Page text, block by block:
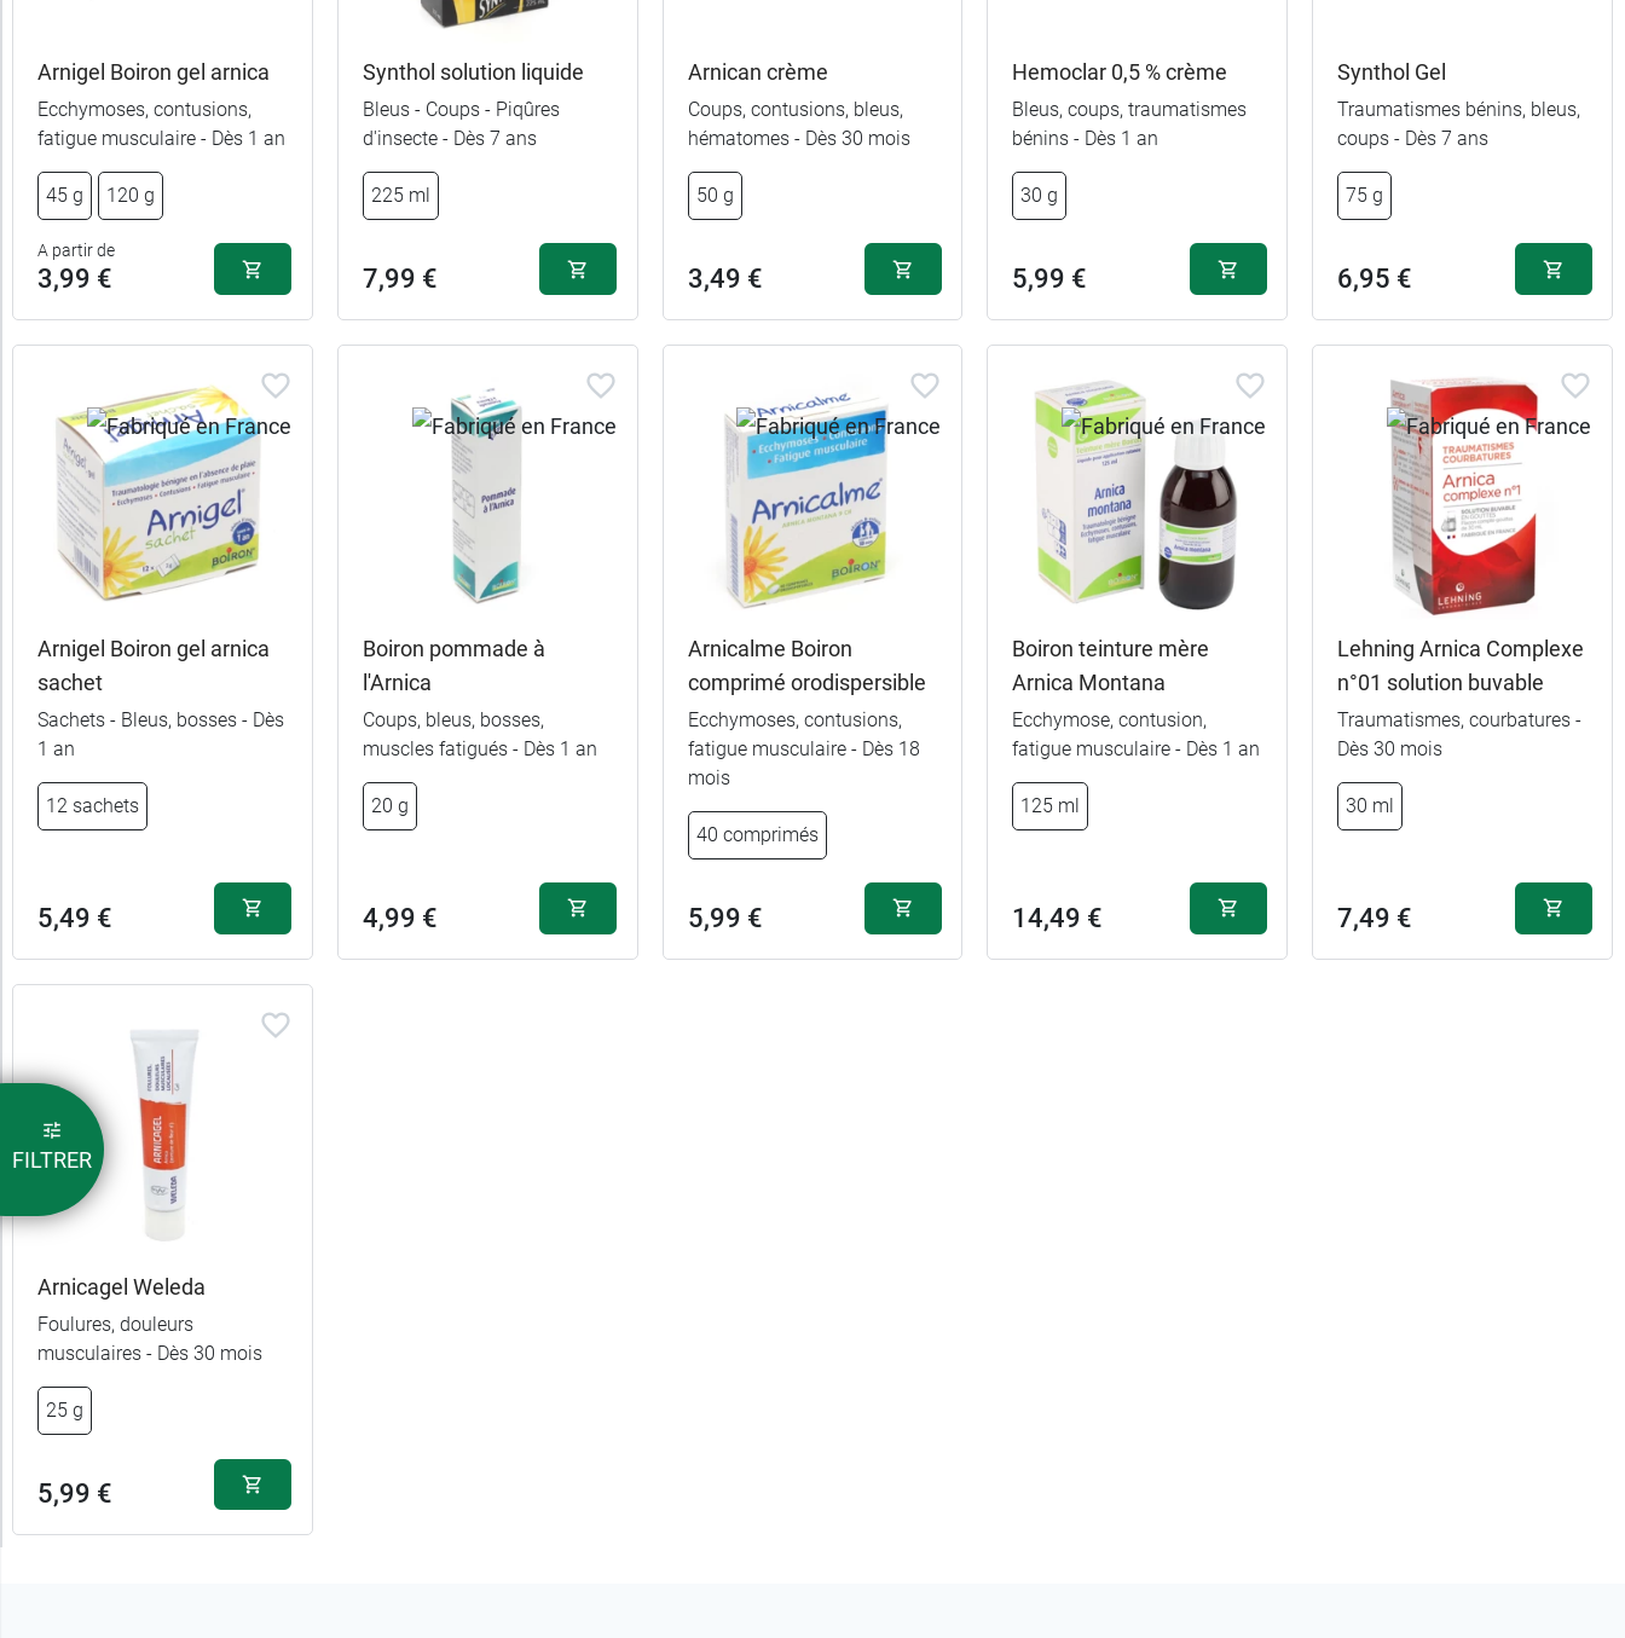
Gamme
Marques
Fabriqué
en
Allaitement
Femme
enceinte
FILTRER
Arnigel Boiron gel arnica
Ecchymoses, contusions,
fatigue musculaire - Dès 1 an
45 g 120 g
A partir de
3,99 €
3,99 €
Synthol solution liquide
Bleus - Coups - Piqûres
d'insecte - Dès 7 ans
225 ml
7,99 €
Arnican crème
Coups, contusions, bleus,
hématomes - Dès 30 mois
50 g
3,49 €
Hemoclar 0,5 % crème
Bleus, coups, traumatismes
bénins - Dès 1 an
30 g
5,99 €
Synthol Gel
Traumatismes bénins, bleus,
coups - Dès 7 ans
75 g
6,95 €
Arnigel Boiron gel arnica
sachet
Sachets - Bleus, bosses - Dès
1 an
12 sachets
5,49 €
Boiron pommade à
l'Arnica
Coups, bleus, bosses,
muscles fatigués - Dès 1 an
20 g
4,99 €
Arnicalme Boiron
comprimé orodispersible
Ecchymoses, contusions,
fatigue musculaire - Dès 18
mois
40 comprimés
5,99 €
Boiron teinture mère
Arnica Montana
Ecchymose, contusion,
fatigue musculaire - Dès 1 an
125 ml
14,49 €
Lehning Arnica Complexe
n°01 solution buvable
Traumatismes, courbatures -
Dès 30 mois
30 ml
7,49 €
Arnicagel Weleda
Foulures, douleurs
musculaires - Dès 30 mois
25 g
5,99 €